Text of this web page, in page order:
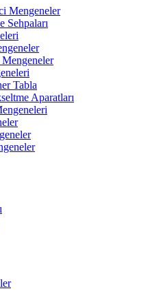
Mengeneler
Sehpaları
Tabla
Aparatları